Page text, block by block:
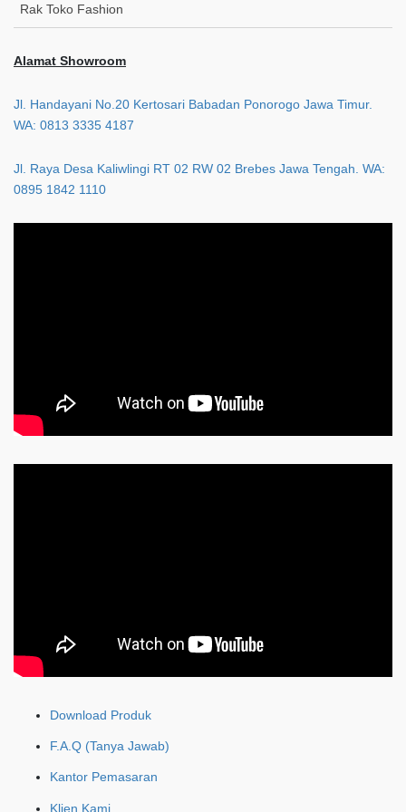
Rak Toko Fashion
Alamat Showroom
Jl. Handayani No.20 Kertosari Babadan Ponorogo Jawa Timur.
WA: 0813 3335 4187
Jl. Raya Desa Kaliwlingi RT 02 RW 02 Brebes Jawa Tengah. WA:
0895 1842 1110
Download Produk
F.A.Q (Tanya Jawab)
Kantor Pemasaran
Klien Kami